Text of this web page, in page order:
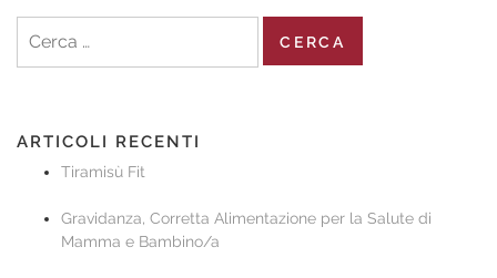
per:
ARTICOLI RECENTI
Tiramisù Fit
Gravidanza, Corretta Alimentazione per la Salute di
Mamma e Bambino/a